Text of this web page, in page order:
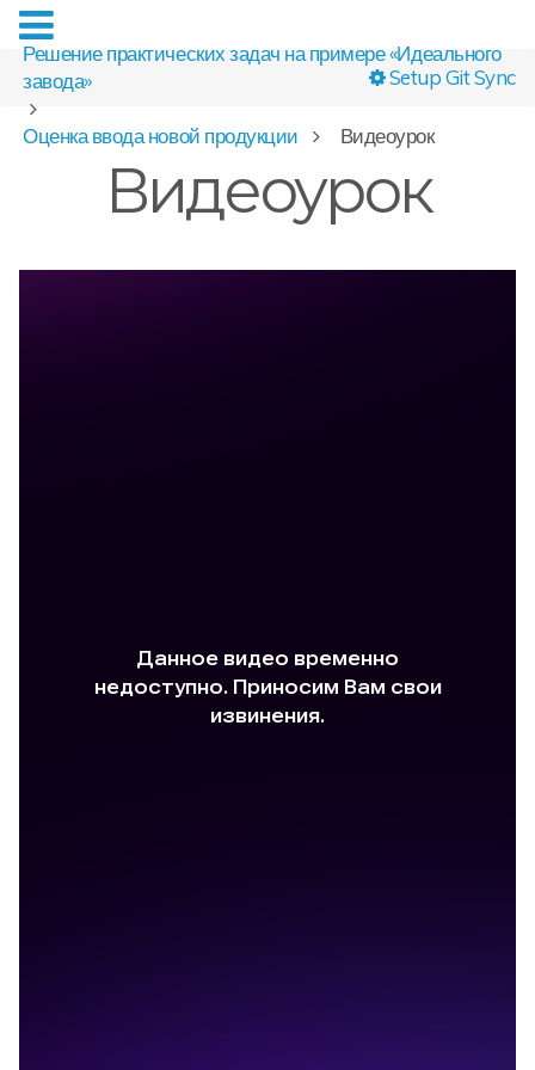
Setup Git Sync
Решение практических задач на примере «Идеального
завода»
Оценка ввода новой продукции Видеоурок
Видеоурок